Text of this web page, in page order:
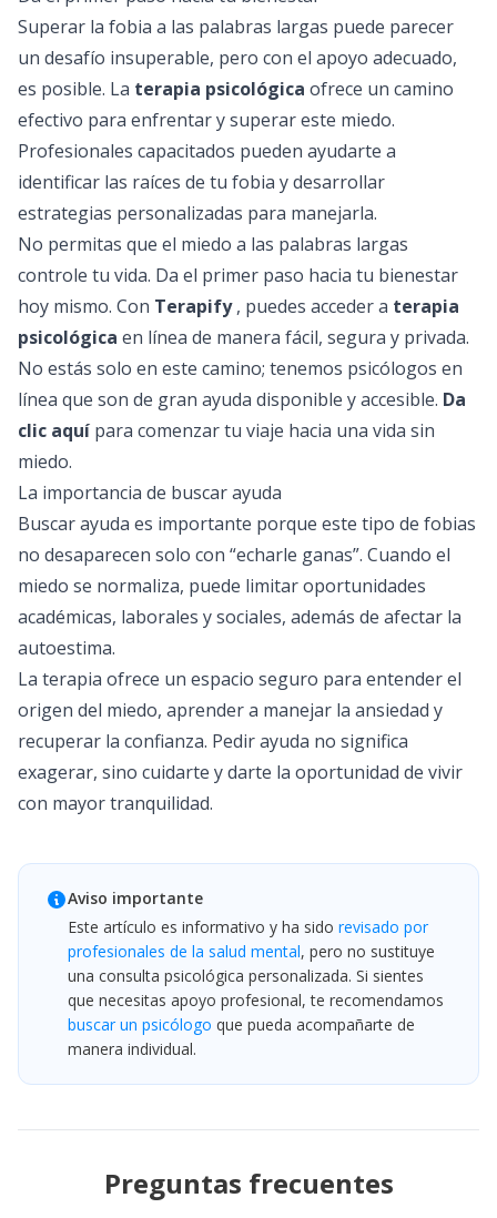
Superar la fobia a las palabras largas puede parecer
un desafío insuperable, pero con el apoyo adecuado,
es posible. La terapia psicológica ofrece un camino
efectivo para enfrentar y superar este miedo.
Profesionales capacitados pueden ayudarte a
identificar las raíces de tu fobia y desarrollar
estrategias personalizadas para manejarla.
No permitas que el miedo a las palabras largas
controle tu vida. Da el primer paso hacia tu bienestar
hoy mismo. Con Terapify, puedes acceder a terapia
psicológica en línea de manera fácil, segura y privada.
No estás solo en este camino; tenemos psicólogos en
línea que son de gran ayuda disponible y accesible. Da
clic aquí para comenzar tu viaje hacia una vida sin
miedo.
La importancia de buscar ayuda
Buscar ayuda es importante porque este tipo de fobias
no desaparecen solo con “echarle ganas”. Cuando el
miedo se normaliza, puede limitar oportunidades
académicas, laborales y sociales, además de afectar la
autoestima.
La terapia ofrece un espacio seguro para entender el
origen del miedo, aprender a manejar la ansiedad y
recuperar la confianza. Pedir ayuda no significa
exagerar, sino cuidarte y darte la oportunidad de vivir
con mayor tranquilidad.
Aviso importante
Este artículo es informativo y ha sido revisado por
profesionales de la salud mental, pero no sustituye
una consulta psicológica personalizada. Si sientes
que necesitas apoyo profesional, te recomendamos
buscar un psicólogo que pueda acompañarte de
manera individual.
Preguntas frecuentes